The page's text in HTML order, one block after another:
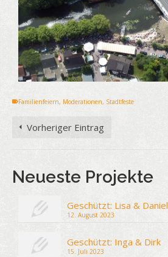
Familienfeiern, Moderationen, Stadtfeste
Vorheriger Eintrag
Neueste Projekte
Geschützt: Lisa & Daniel
12. August 2023
Geschützt: Inga & Dirk
15. Juli 2023